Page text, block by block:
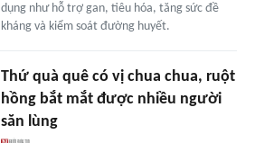
dụng như hỗ trợ gan, tiêu hóa, tăng sức đề
kháng và kiểm soát đường huyết.
Thứ quà quê có vị chua chua, ruột
hồng bắt mắt được nhiều người
săn lùng